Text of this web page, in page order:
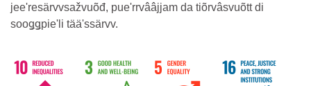
jeeʹresärvvsažvuõđ, pueʹrrvââjjam da tiõrvâsvuõtt di
sooǥǥpieʹli tääʹssärvv.